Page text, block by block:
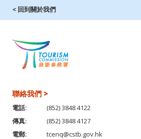
< 回到關於我們
聯絡我們 >
電話:
(852) 3848 4122
傳真:
(852) 3848 4127
電郵:
tcenq@cstb.gov.hk